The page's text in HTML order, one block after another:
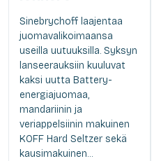
Sinebrychoff laajentaa
juomavalikoimaansa
useilla uutuuksilla. Syksyn
lanseerauksiin kuuluvat
kaksi uutta Battery-
energiajuomaa,
mandariinin ja
veriappelsiinin makuinen
KOFF Hard Seltzer sekä
kausimakuinen...